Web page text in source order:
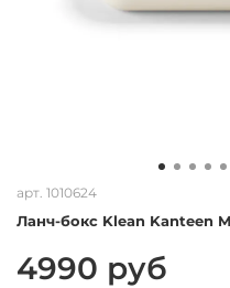
арт. 1010624
Ланч-бокс Klean Kanteen
4990 руб